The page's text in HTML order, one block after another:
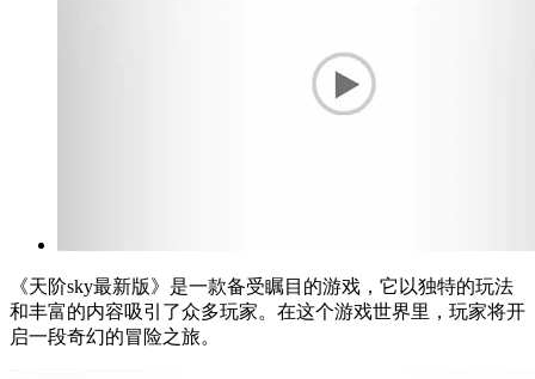
《天阶sky最新版》是一款备受瞩目的游戏，它以独特的玩法
和丰富的内容吸引了众多玩家。在这个游戏世界里，玩家将开
启一段奇幻的冒险之旅。